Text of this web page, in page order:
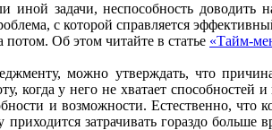
иной задачи, неспособность доводить
с которой справляется
потом. Об этом читайте в статье «Тайм-
можно утверждать, что
когда у него не хватает способностей
и возможности. Естественно, что
приходится затрачивать гораздо